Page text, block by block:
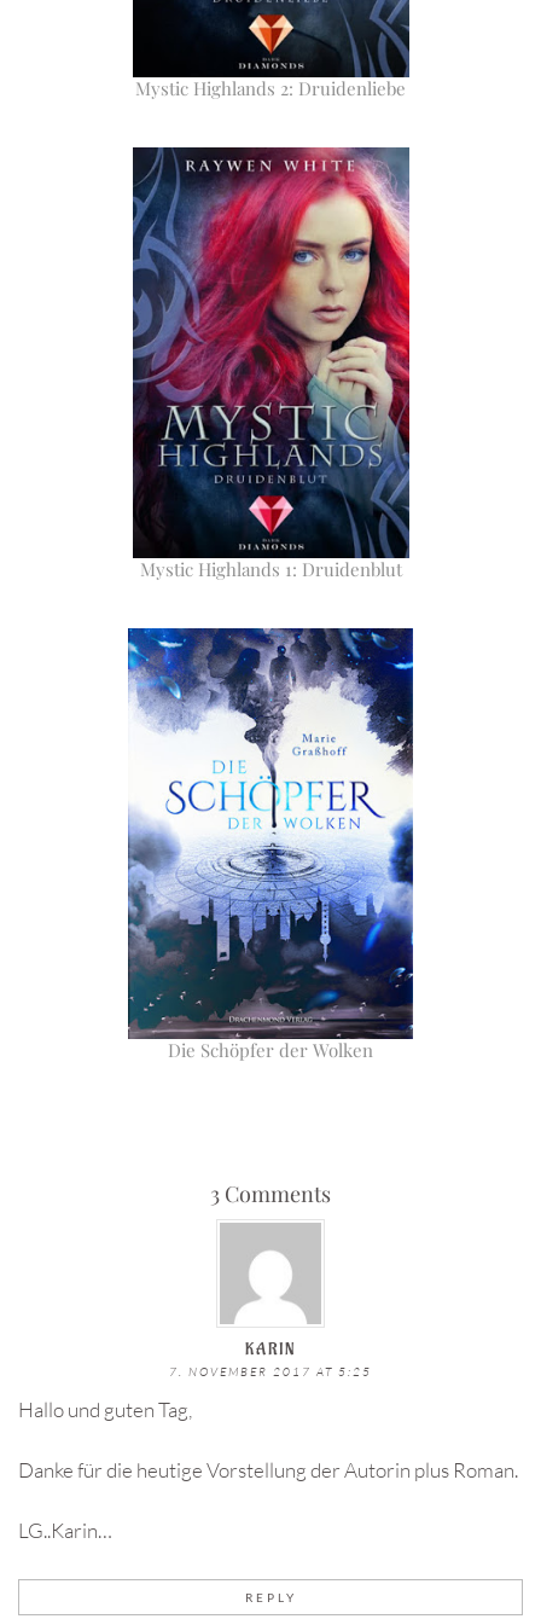
Mystic Highlands 2: Druidenliebe
Mystic Highlands 1: Druidenblut
Die Schöpfer der Wolken
3 Comments
KARIN
7. NOVEMBER 2017 AT 5:25
Hallo und guten Tag,
Danke für die heutige Vorstellung der Autorin plus Roman.
LG..Karin…
REPLY